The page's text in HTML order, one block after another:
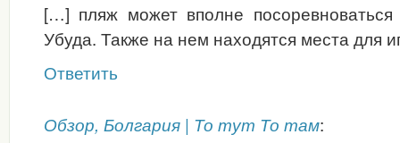
[…] пляж может вполне
Убуда. Также на нем находятся места для
Ответить
Обзор, Болгария | То тут То там: